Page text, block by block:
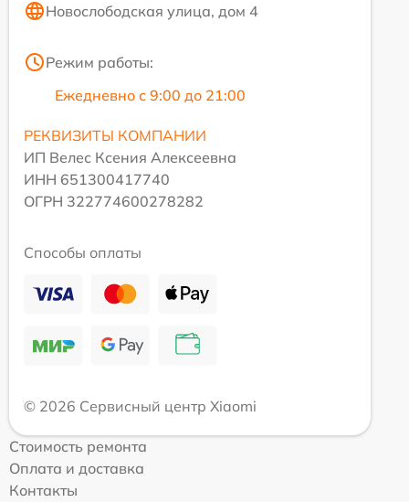
Новослободская улица, дом 4
Режим работы:
Ежедневно с 9:00 до 21:00
РЕКВИЗИТЫ КОМПАНИИ
ИП Велес Ксения Алексеевна
ИНН 651300417740
ОГРН 322774600278282
Способы оплаты
© 2026 Сервисный центр Xiaomi
Стоимость ремонта
Оплата и доставка
Контакты